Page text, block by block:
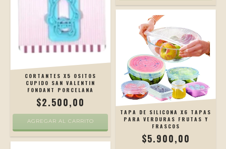
CORTANTES X5 OSITOS
CUPIDO SAN VALENTIN
FONDANT PORCELANA
$2.500,00
AGREGAR AL CARRITO
TAPA DE SILICONA X6 TAPAS
PARA VERDURAS FRUTAS Y
FRASCOS
$5.900,00